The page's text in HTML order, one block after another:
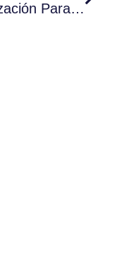
Autorización Para Trabajadores Intraempresariales